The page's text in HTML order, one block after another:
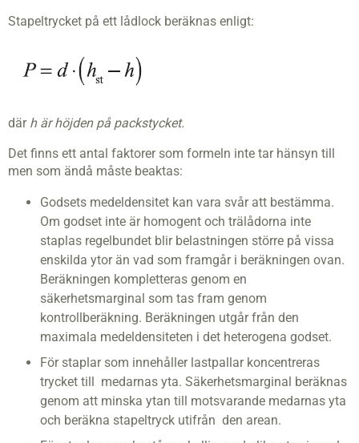
Stapeltrycket på ett lådlock beräknas enligt:
där h är höjden på packstycket.
Det finns ett antal faktorer som formeln inte tar hänsyn till
men som ändå måste beaktas:
Godsets medeldensitet kan vara svår att bestämma.
Om godset inte är homogent och trälådorna inte
staplas regelbundet blir belastningen större på vissa
enskilda ytor än vad som framgår i beräkningen ovan.
Beräkningen kompletteras genom en
säkerhetsmarginal som tas fram genom
kontrollberäkning. Beräkningen utgår från den
maximala medeldensiteten i det heterogena godset.
För staplar som innehåller lastpallar koncentreras
trycket till medarnas yta. Säkerhetsmarginal beräknas
genom att minska ytan till motsvarande medarnas yta
och beräkna stapeltryck utifrån den arean.